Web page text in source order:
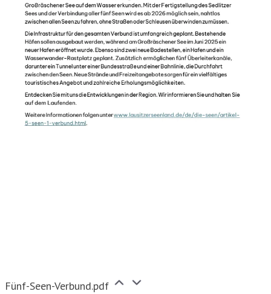
Fünf-Seen-Verbund.pdf